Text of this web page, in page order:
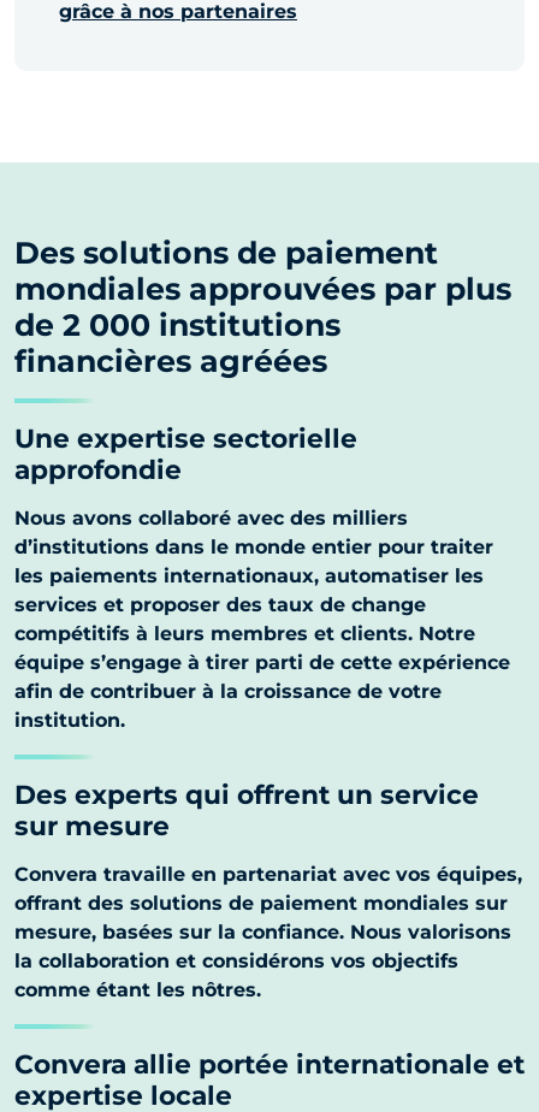
grâce à nos partenaires
Des solutions de paiement
mondiales approuvées par plus
de 2 000 institutions
financières agréées
Une expertise sectorielle
approfondie
Nous avons collaboré avec des milliers
d’institutions dans le monde entier pour traiter
les paiements internationaux, automatiser les
services et proposer des taux de change
compétitifs à leurs membres et clients. Notre
équipe s’engage à tirer parti de cette expérience
afin de contribuer à la croissance de votre
institution.
Des experts qui offrent un service
sur mesure
Convera travaille en partenariat avec vos équipes,
offrant des solutions de paiement mondiales sur
mesure, basées sur la confiance. Nous valorisons
la collaboration et considérons vos objectifs
comme étant les nôtres.
Convera allie portée internationale et
expertise locale